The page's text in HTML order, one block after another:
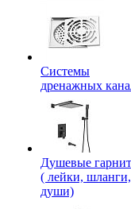
Системы
дренажных
Душевые
( лейки, шланги,
души)